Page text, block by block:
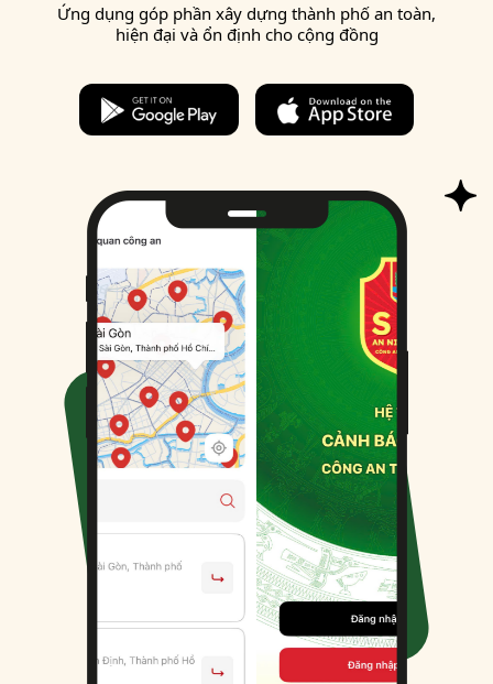
Ứng dụng góp phần xây dựng thành phố an toàn,
hiện đại và ổn định cho cộng đồng